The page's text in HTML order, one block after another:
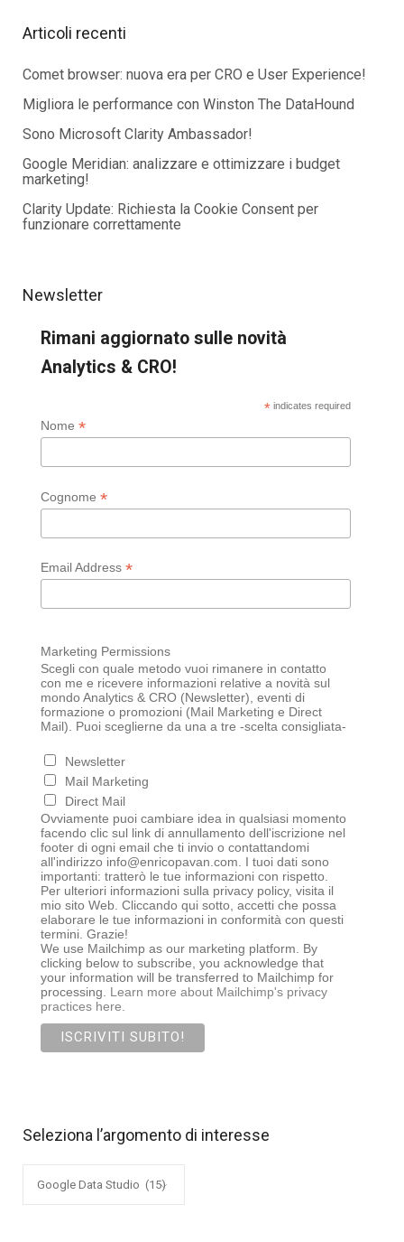
Articoli recenti
Comet browser: nuova era per CRO e User Experience!
Migliora le performance con Winston The DataHound
Sono Microsoft Clarity Ambassador!
Google Meridian: analizzare e ottimizzare i budget
marketing!
Clarity Update: Richiesta la Cookie Consent per
funzionare correttamente
Newsletter
Rimani aggiornato sulle novità
Analytics & CRO!
*indicates required
Nome *
Cognome *
Email Address *
Marketing Permissions
Scegli con quale metodo vuoi rimanere in contatto
con me e ricevere informazioni relative a novità sul
mondo Analytics & CRO (Newsletter), eventi di
formazione o promozioni (Mail Marketing e Direct
Mail). Puoi sceglierne da una a tre -scelta consigliata-
Newsletter
Mail Marketing
Direct Mail
Ovviamente puoi cambiare idea in qualsiasi momento
facendo clic sul link di annullamento dell'iscrizione nel
footer di ogni email che ti invio o contattandomi
all'indirizzo info@enricopavan.com. I tuoi dati sono
importanti: tratterò le tue informazioni con rispetto.
Per ulteriori informazioni sulla privacy policy, visita il
mio sito Web. Cliccando qui sotto, accetti che possa
elaborare le tue informazioni in conformità con questi
termini. Grazie!
We use Mailchimp as our marketing platform. By
clicking below to subscribe, you acknowledge that
your information will be transferred to Mailchimp for
processing. Learn more about Mailchimp's privacy
practices here.
Seleziona l’argomento di interesse
l’argomento